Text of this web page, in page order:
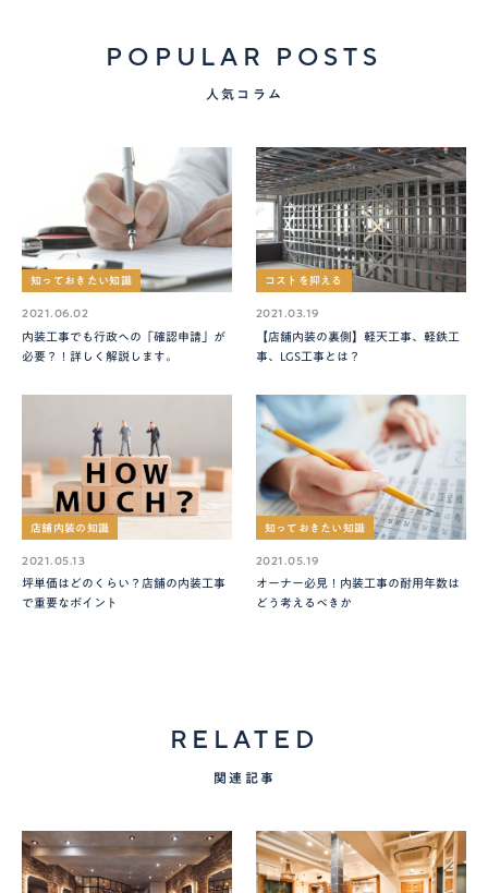
POPULAR POSTS
人気コラム
知っておきたい知識
2021.06.02
内装工事でも行政への「確認申請」が
必要？！詳しく解説します。
コストを抑える
2021.03.19
【店舗内装の裏側】軽天工事、軽鉄工
事、LGS工事とは？
店舗内装の知識
2021.05.13
坪単価はどのくらい？店舗の内装工事
で重要なポイント
知っておきたい知識
2021.05.19
オーナー必見！内装工事の耐用年数は
どう考えるべきか
RELATED
関連記事